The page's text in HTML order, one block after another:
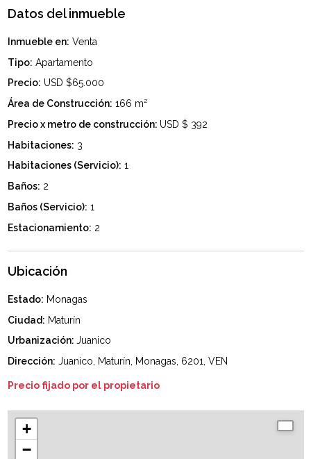
Datos del inmueble
Inmueble en: Venta
Tipo: Apartamento
Precio: USD $65.000
Área de Construcción: 166 m²
Precio x metro de construcción: USD $ 392
Habitaciones: 3
Habitaciones (Servicio): 1
Baños: 2
Baños (Servicio): 1
Estacionamiento: 2
Ubicación
Estado: Monagas
Ciudad: Maturín
Urbanización: Juanico
Dirección: Juanico, Maturín, Monagas, 6201, VEN
Precio fijado por el propietario
+
−